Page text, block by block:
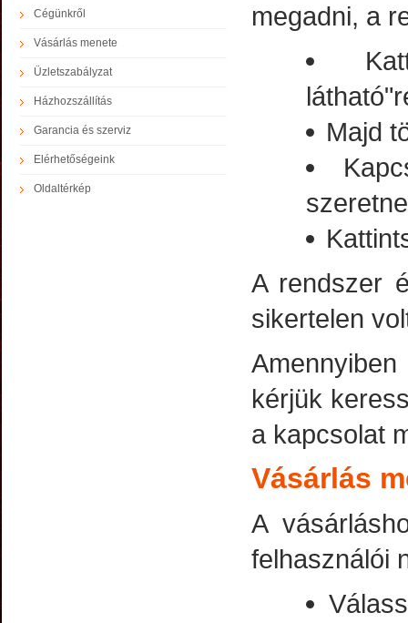
Cégünkről
Vásárlás menete
Üzletszabályzat
Házhozszállítás
Garancia és szerviz
Elérhetőségeink
Oldaltérkép
megadni, a
Majd
A rendszer
sikertelen
kérjük
a kapcsolat
Vásárlás
A
felhasználói